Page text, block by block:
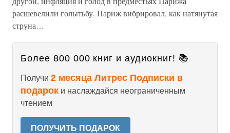
расшевелили голытьбу. Париж вибрировал, как натянутая
струна…
Более 800 000 книг и аудиокниг! 📚
Получи 2 месяца Литрес Подписки в
подарок и наслаждайся неограниченным
чтением
ПОЛУЧИТЬ ПОДАРОК